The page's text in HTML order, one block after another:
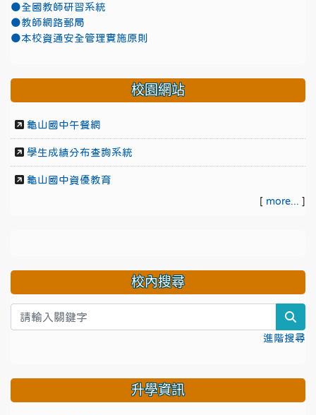
●全國教師研習系統
●教師網路郵局
●本校資通安全管理實施原則
校園網站
龜山國中午餐網
學生成績分布查詢系統
龜山國中資優教育
[ more... ]
校內搜尋
進階搜尋
升學資訊